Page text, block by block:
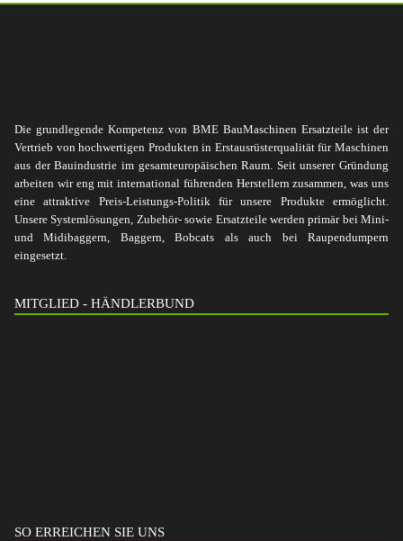
Die grundlegende Kompetenz von BME BauMaschinen Ersatzteile ist der
Vertrieb von hochwertigen Produkten in Erstausrüsterqualität für Maschinen
aus der Bauindustrie im gesamteuropäischen Raum. Seit unserer Gründung
arbeiten wir eng mit international führenden Herstellern zusammen, was uns
eine attraktive Preis-Leistungs-Politik für unsere Produkte ermöglicht.
Unsere Systemlösungen, Zubehör- sowie Ersatzteile werden primär bei Mini-
und Midibaggern, Baggern, Bobcats als auch bei Raupendumpern
eingesetzt.
MITGLIED - HÄNDLERBUND
SO ERREICHEN SIE UNS